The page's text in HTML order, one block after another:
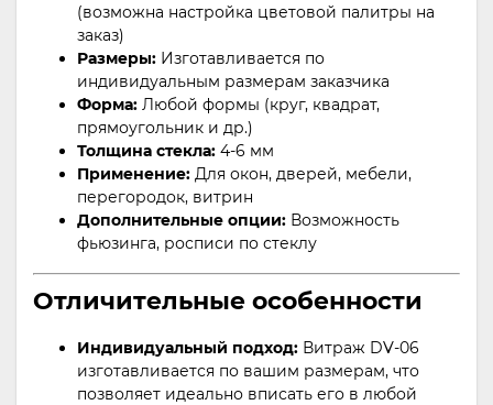
(возможна настройка цветовой палитры на
заказ)
Размеры: Изготавливается по
индивидуальным размерам заказчика
Форма: Любой формы (круг, квадрат,
прямоугольник и др.)
Толщина стекла: 4-6 мм
Применение: Для окон, дверей, мебели,
перегородок, витрин
Дополнительные опции: Возможность
фьюзинга, росписи по стеклу
Отличительные особенности
Индивидуальный подход: Витраж DV-06
изготавливается по вашим размерам, что
позволяет идеально вписать его в любой